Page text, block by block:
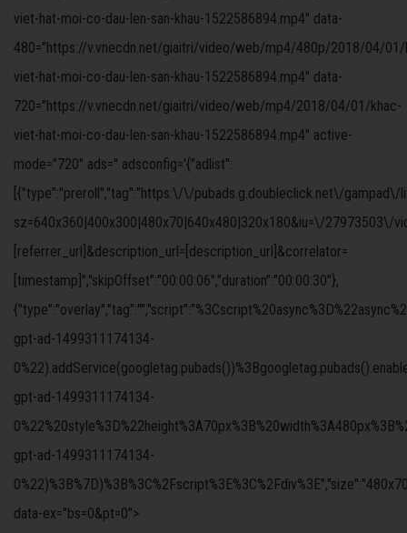
viet-hat-moi-co-dau-len-san-khau-1522586894.mp4" data-
480="https://v.vnecdn.net/giaitri/video/web/mp4/480p/2018/04/01/
viet-hat-moi-co-dau-len-san-khau-1522586894.mp4" data-
720="https://v.vnecdn.net/giaitri/video/web/mp4/2018/04/01/khac-
viet-hat-moi-co-dau-len-san-khau-1522586894.mp4" active-
mode="720" ads='' adsconfig='{"adlist":
[{"type":"preroll","tag":"https:\/\/pubads.g.doubleclick.net\/gampad\/
sz=640x360|400x300|480x70|640x480|320x180&iu=\/27973503\/
[referrer_url]&description_url=[description_url]&correlator=
[timestamp]","skipOffset":"00:00:06","duration":"00:00:30"},
gpt-ad-1499311174134-
gpt-ad-1499311174134-
gpt-ad-1499311174134-
data-ex="bs=0&pt=0">